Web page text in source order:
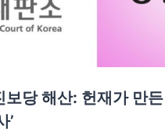
보당 해산: 헌재가 만
’